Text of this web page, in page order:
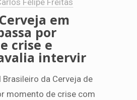
Felipe Freitas
em
por
crise e
intervir
da Cerveja de
momento de crise com